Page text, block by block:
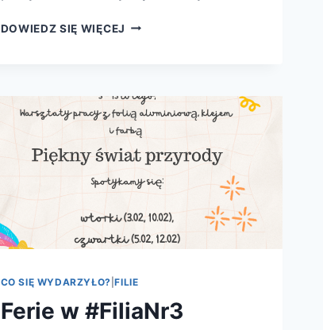
DOWIEDZ SIĘ WIĘCEJ KOLOROWE
3
CO SIĘ WYDARZYŁO? |FILIE
Ferie w #FiliaNr3